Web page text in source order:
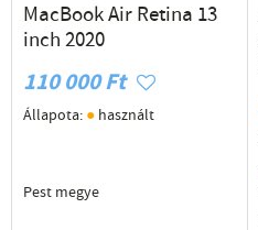
MacBook Air Retina 13
inch 2020
110 000 Ft
Állapota: ● használt
Pest megye